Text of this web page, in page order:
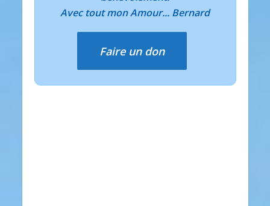
Avec tout mon Amour... Bernard
Faire un don